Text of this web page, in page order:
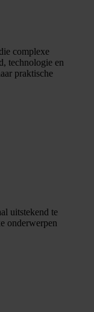
complexe
technologie en
praktische
uitstekend te
onderwerpen